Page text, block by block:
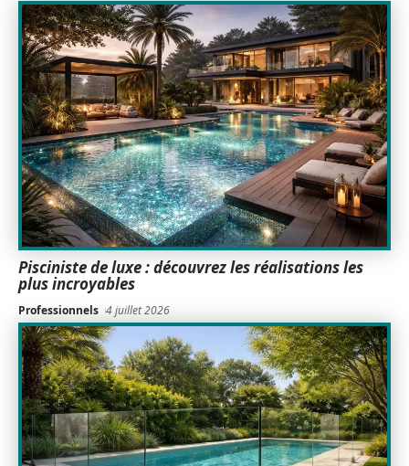
Pisciniste de luxe : découvrez les réalisations les
plus incroyables
Professionnels 4 juillet 2026